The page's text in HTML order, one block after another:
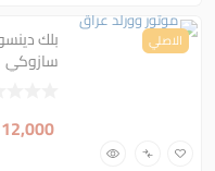
الاصلي
سازوكي
12,000